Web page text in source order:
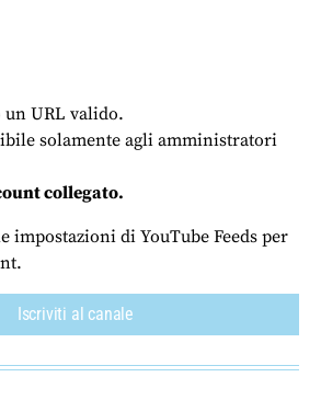
URL valido.
solamente agli amministratori
collegato.
impostazioni di YouTube Feeds per
Iscriviti al canale